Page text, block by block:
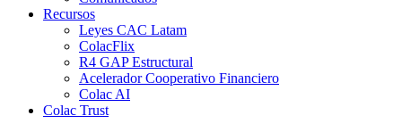
Recursos
Leyes CAC Latam
ColacFlix
R4 GAP Estructural
Acelerador Cooperativo Financiero
Colac AI
Colac Trust